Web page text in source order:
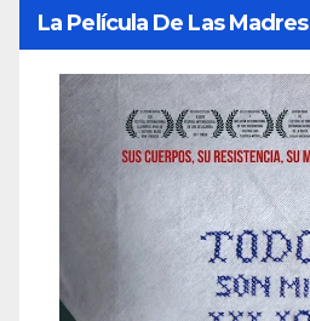
La Película De Las Madres